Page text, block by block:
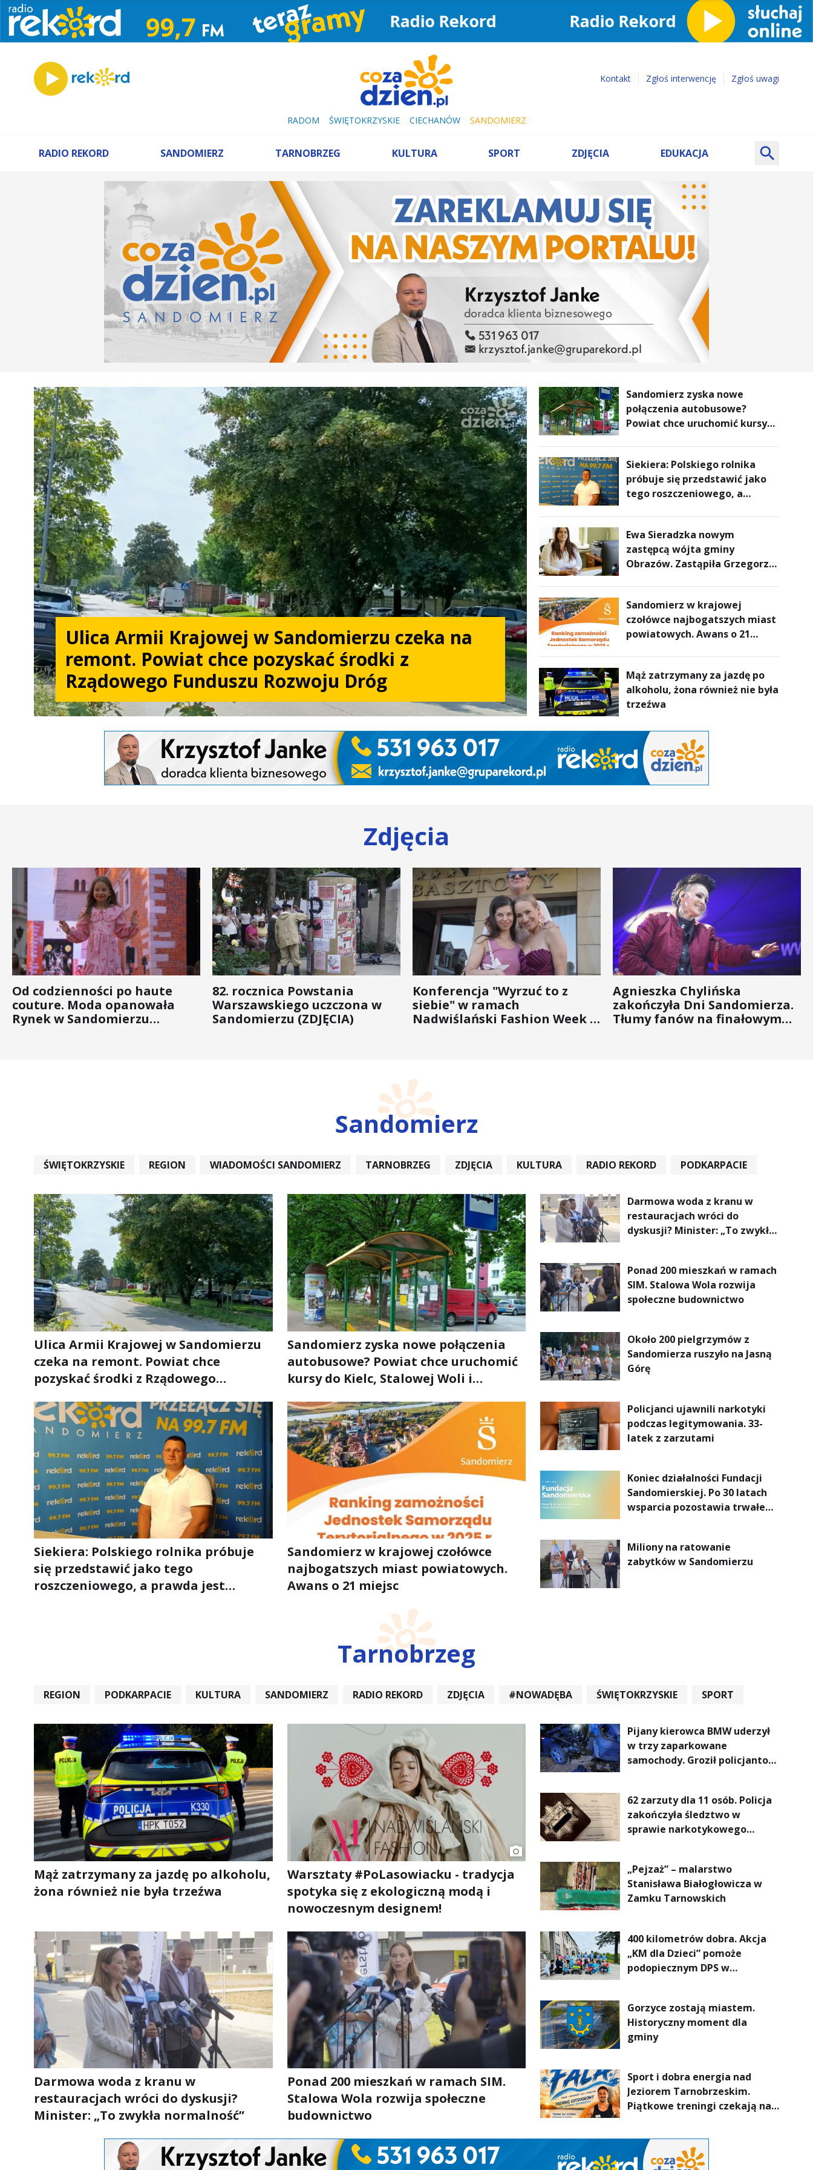
Radio Rekord
Kontakt Zgłoś interwencję Zgłoś uwagi
RADOM ŚWIĘTOKRZYSKIE CIECHANÓW SANDOMIERZ
RADIO REKORD SANDOMIERZ TARNOBRZEG KULTURA SPORT ZDJĘCIA EDUKACJA
Ulica Armii Krajowej w Sandomierzu czeka na
remont. Powiat chce pozyskać środki z
Rządowego Funduszu Rozwoju Dróg
Sandomierz zyska nowe
połączenia autobusowe?
Powiat chce uruchomić kursy
Siekiera: Polskiego rolnika
próbuje się przedstawić jako
tego roszczeniowego, a
Ewa Sieradzka nowym
zastępcą wójta gminy
Obrazów. Zastąpiła Grzegorza
Sandomierz w krajowej
czołówce najbogatszych miast
powiatowych. Awans o 21
Mąż zatrzymany za jazdę po
alkoholu, żona również nie była
trzeźwa
Zdjęcia
Od codzienności po haute
couture. Moda opanowała
Rynek w Sandomierzu
82. rocznica Powstania
Warszawskiego uczczona w
Sandomierzu (ZDJĘCIA)
Konferencja "Wyrzuć to z
siebie" w ramach
Nadwiślański Fashion Week -
Agnieszka Chylińska
zakończyła Dni Sandomierza.
Tłumy fanów na finałowym
Sandomierz
ŚWIĘTOKRZYSKIE REGION WIADOMOŚCI SANDOMIERZ TARNOBRZEG ZDJĘCIA KULTURA RADIO REKORD
PODKARPACIE
Ulica Armii Krajowej w Sandomierzu
czeka na remont. Powiat chce
pozyskać środki z Rządowego
Sandomierz zyska nowe połączenia
autobusowe? Powiat chce uruchomić
kursy do Kielc, Stalowej Woli i
Siekiera: Polskiego rolnika próbuje
się przedstawić jako tego
roszczeniowego, a prawda jest
Sandomierz w krajowej czołówce
najbogatszych miast powiatowych.
Awans o 21 miejsc
Darmowa woda z kranu w
restauracjach wróci do
dyskusji? Minister: „To zwykła
Ponad 200 mieszkań w ramach
SIM. Stalowa Wola rozwija
społeczne budownictwo
Około 200 pielgrzymów z
Sandomierza ruszyło na Jasną
Górę
Policjanci ujawnili narkotyki
podczas legitymowania. 33-
latek z zarzutami
Koniec działalności Fundacji
Sandomierskiej. Po 30 latach
wsparcia pozostawia trwałe
Miliony na ratowanie
zabytków w Sandomierzu
Tarnobrzeg
REGION PODKARPACIE KULTURA SANDOMIERZ RADIO REKORD ZDJĘCIA #NOWADĘBA ŚWIĘTOKRZYSKIE
SPORT
Mąż zatrzymany za jazdę po alkoholu,
żona również nie była trzeźwa
Warsztaty #PoLasowiacku - tradycja
spotyka się z ekologiczną modą i
nowoczesnym designem!
Darmowa woda z kranu w
restauracjach wróci do dyskusji?
Minister: „To zwykła normalność”
Ponad 200 mieszkań w ramach SIM.
Stalowa Wola rozwija społeczne
budownictwo
Pijany kierowca BMW uderzył
w trzy zaparkowane
samochody. Groził policjantom
62 zarzuty dla 11 osób. Policja
zakończyła śledztwo w
sprawie narkotykowego
„Pejzaż” – malarstwo
Stanisława Białogłowicza w
Zamku Tarnowskich
400 kilometrów dobra. Akcja
„KM dla Dzieci” pomoże
podopiecznym DPS w
Gorzyce zostają miastem.
Historyczny moment dla
gminy
Sport i dobra energia nad
Jeziorem Tarnobrzeskim.
Piątkowe treningi czekają na